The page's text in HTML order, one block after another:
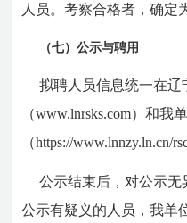
人员。考察合格者，确定
（七）公示与聘用
拟聘人员信息统一在辽
（www.lnrsks.com）和我
（https://www.lnnzy.ln.cn/
公示结束后，对公示
公示有疑义的人员，我单